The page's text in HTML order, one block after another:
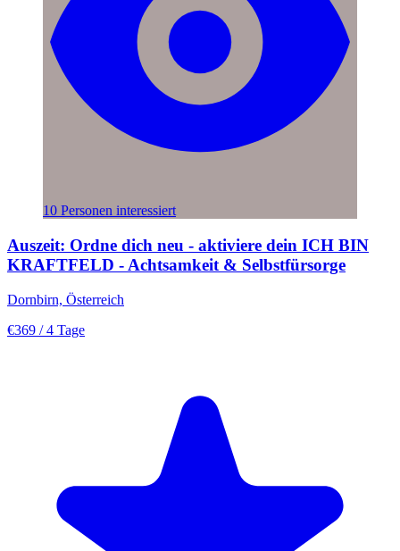
10 Personen interessiert
Auszeit: Ordne dich neu - aktiviere dein ICH BIN
KRAFTFELD - Achtsamkeit & Selbstfürsorge
Dornbirn, Österreich
€369 / 4 Tage